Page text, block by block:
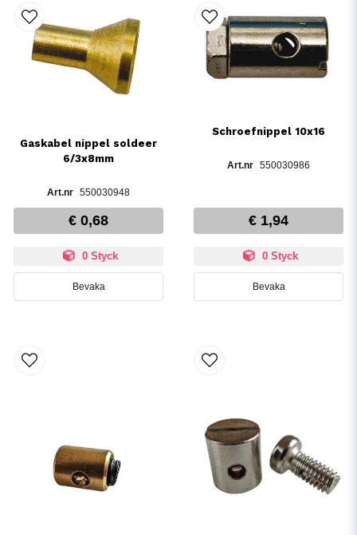
Gaskabel nippel soldeer
6/3x8mm
550030948
€ 0,68
0 Styck
Bevaka
Schroefnippel 10x16
550030986
€ 1,94
0 Styck
Bevaka